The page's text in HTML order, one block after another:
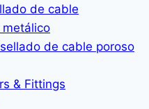
de cable
de cable poroso
& Fittings